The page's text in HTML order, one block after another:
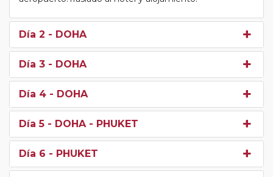
Día 2 - DOHA
Día 3 - DOHA
Día 4 - DOHA
Día 5 - DOHA - PHUKET
Día 6 - PHUKET